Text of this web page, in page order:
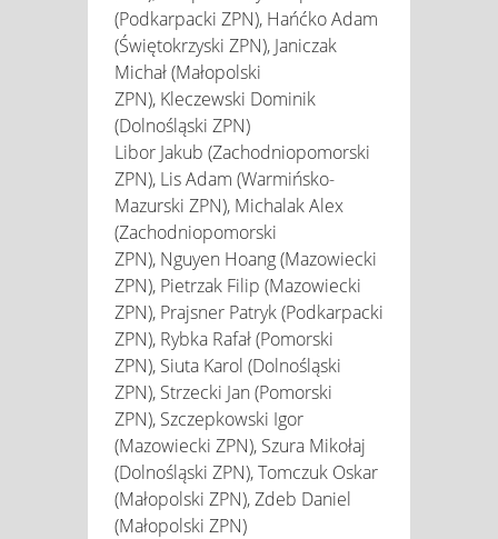
(Podkarpacki ZPN), Hańćko Adam
(Świętokrzyski ZPN), Janiczak
Michał (Małopolski
ZPN), Kleczewski Dominik
(Dolnośląski ZPN)
Libor Jakub (Zachodniopomorski
ZPN), Lis Adam (Warmińsko-
Mazurski ZPN), Michalak Alex
(Zachodniopomorski
ZPN), Nguyen Hoang (Mazowiecki
ZPN), Pietrzak Filip (Mazowiecki
ZPN), Prajsner Patryk (Podkarpacki
ZPN), Rybka Rafał (Pomorski
ZPN), Siuta Karol (Dolnośląski
ZPN), Strzecki Jan (Pomorski
ZPN), Szczepkowski Igor
(Mazowiecki ZPN), Szura Mikołaj
(Dolnośląski ZPN), Tomczuk Oskar
(Małopolski ZPN), Zdeb Daniel
(Małopolski ZPN)